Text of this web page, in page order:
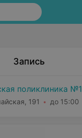
Запись
поликлиника №1
191 до 15:00